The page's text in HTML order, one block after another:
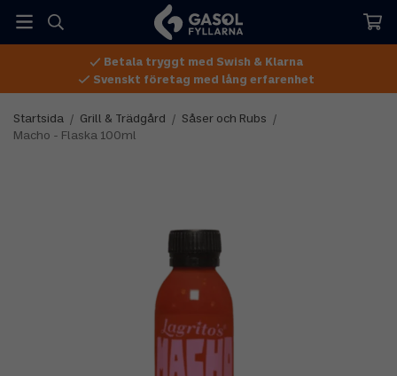
Betala tryggt med Swish & Klarna
Svenskt företag med lång erfarenhet
Startsida / Grill & Trädgård / Såser och Rubs
/
Macho - Flaska 100ml